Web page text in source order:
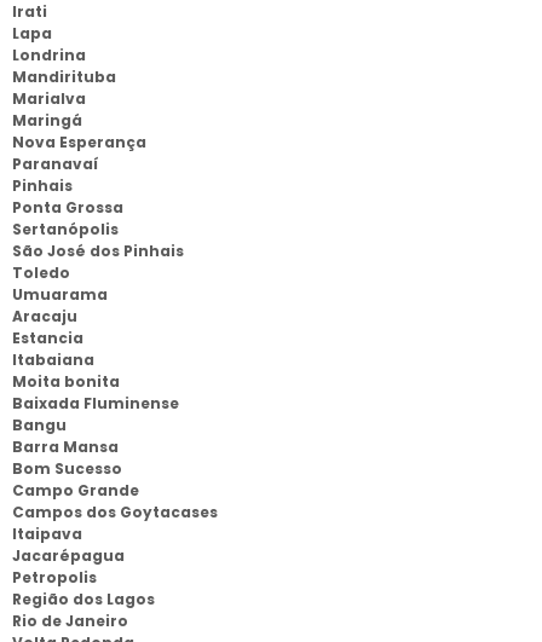
Irati
Lapa
Londrina
Mandirituba
Marialva
Maringá
Nova Esperança
Paranavaí
Pinhais
Ponta Grossa
Sertanópolis
São José dos Pinhais
Toledo
Umuarama
Aracaju
Estancia
Itabaiana
Moita bonita
Baixada Fluminense
Bangu
Barra Mansa
Bom Sucesso
Campo Grande
Campos dos Goytacases
Itaipava
Jacarépagua
Petropolis
Região dos Lagos
Rio de Janeiro